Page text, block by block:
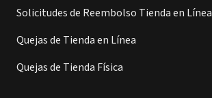
Solicitudes de Reembolso Tienda en Línea
Quejas de Tienda en Línea
Quejas de Tienda Física